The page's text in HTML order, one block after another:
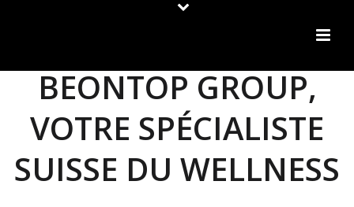
BEONTOP GROUP,
VOTRE SPÉCIALISTE
SUISSE DU WELLNESS